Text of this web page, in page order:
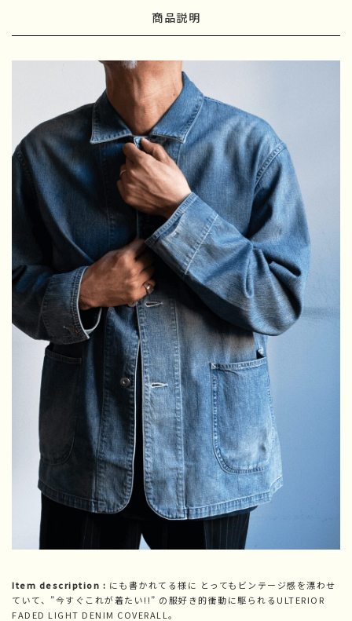
商品説明
Item description : にも書かれてる様に とってもビンテージ感を漂わせ
ていて、”今すぐこれが着たい!!” の服好き的衝動に駆られるULTERIOR
FADED LIGHT DENIM COVERALL。